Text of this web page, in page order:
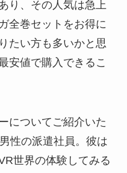
り、その人気は急上
全巻セットをお得に
たい方も多いかと思
安値で購入できるこ
についてご紹介いた
性の派遣社員。彼は
世界の体験してみる